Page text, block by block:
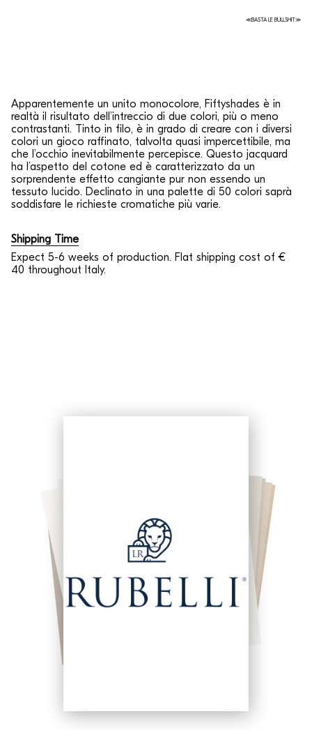
≪BASTA LE BULLSHIT≫
Apparentemente un unito monocolore, Fiftyshades è in
realtà il risultato dell’intreccio di due colori, più o meno
contrastanti. Tinto in filo, è in grado di creare con i diversi
colori un gioco raffinato, talvolta quasi impercettibile, ma
che l’occhio inevitabilmente percepisce. Questo jacquard
ha l’aspetto del cotone ed è caratterizzato da un
sorprendente effetto cangiante pur non essendo un
tessuto lucido. Declinato in una palette di 50 colori saprà
soddisfare le richieste cromatiche più varie.
Shipping Time
Expect 5-6 weeks of production. Flat shipping cost of €
40 throughout Italy.